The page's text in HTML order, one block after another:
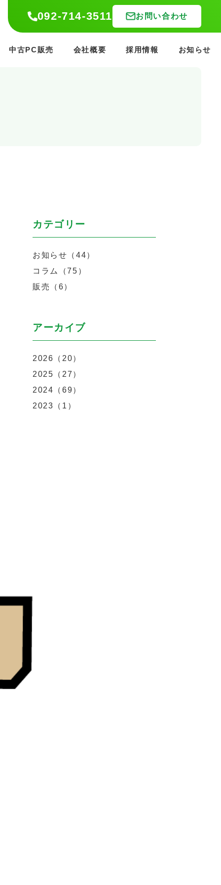
092-714-3511 お問い合わせ
中古PC販売 会社概要 採用情報 お知らせ
カテゴリー
お知らせ（44）
コラム（75）
販売（6）
アーカイブ
2026（20）
2025（27）
2024（69）
2023（1）
092-714-3511 お問い合わせ
中古PC販売 会社概要 採用情報 お知らせ